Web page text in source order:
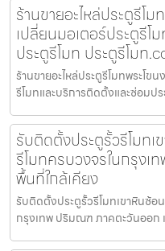
ร้านขายอะไหล่ประตูรีโ
เปลี่ยนมอเตอร์ประตูรีโ
ประตูรีโมท ประตูรีโมท
ร้านขายอะไหล่ประตูรีโมทพระโ
รีโมทและบริการติดตั้งและซ่อมป
รับติดตั้งประตูรั้วรีโมท
รีโมทครบวงจรในกรุง
พื้นที่ใกล้เคียง
รับติดตั้งประตูรั้วรีโมทเขาหินซ้
กรุงเทพ ปริมณฑ ภาคตะวันออก